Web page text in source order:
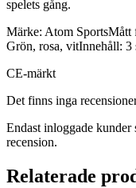
spelets gång.
Märke: Atom SportsMått
Grön, rosa, vitInnehåll: 3
CE-märkt
Det finns inga
Endast inloggade kunder
recension.
Relaterade